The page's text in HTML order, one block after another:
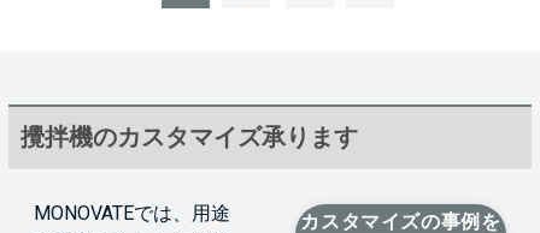
攪拌機のカスタマイズ承ります
MONOVATEでは、用途
カスタマイズの事例を